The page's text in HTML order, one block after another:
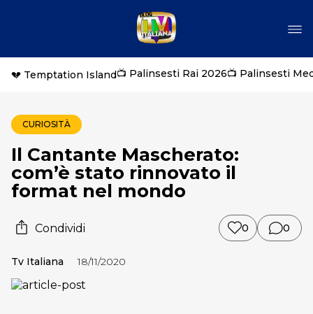
💔 Temptation Island📺 Palinsesti Rai 2026📺 Palinsesti
CURIOSITÀ
Il Cantante Mascherato:
com’è stato rinnovato il
format nel mondo
Condividi 0 0
Tv Italiana 18/11/2020